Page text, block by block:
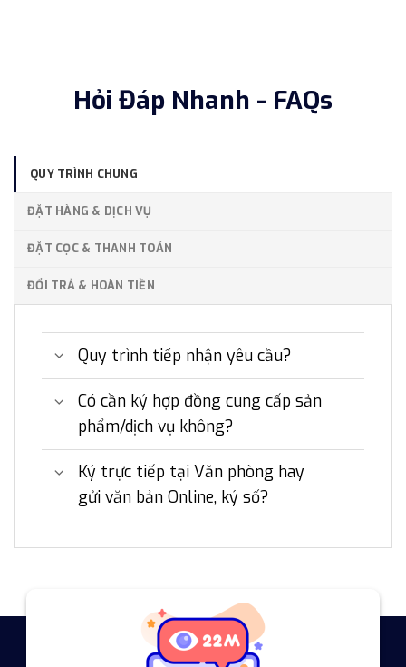
Hỏi Đáp Nhanh - FAQs
QUY TRÌNH CHUNG
ĐẶT HÀNG & DỊCH VỤ
ĐẶT CỌC & THANH TOÁN
ĐỔI TRẢ & HOÀN TIỀN
Quy trình tiếp nhận yêu cầu?
Có cần ký hợp đồng cung cấp sản
phẩm/dịch vụ không?
Ký trực tiếp tại Văn phòng hay
gửi văn bản Online, ký số?